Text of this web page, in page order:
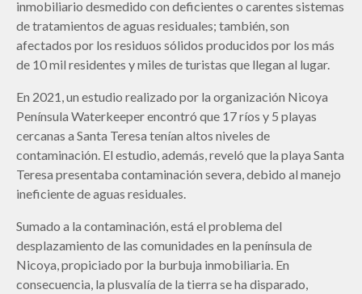
inmobiliario desmedido con deficientes o carentes sistemas
de tratamientos de aguas residuales; también, son
afectados por los residuos sólidos producidos por los más
de 10 mil residentes y miles de turistas que llegan al lugar.
En 2021, un estudio realizado por la organización Nicoya
Península Waterkeeper encontró que 17 ríos y 5 playas
cercanas a Santa Teresa tenían altos niveles de
contaminación. El estudio, además, reveló que la playa Santa
Teresa presentaba contaminación severa, debido al manejo
ineficiente de aguas residuales.
Sumado a la contaminación, está el problema del
desplazamiento de las comunidades en la península de
Nicoya, propiciado por la burbuja inmobiliaria. En
consecuencia, la plusvalía de la tierra se ha disparado,